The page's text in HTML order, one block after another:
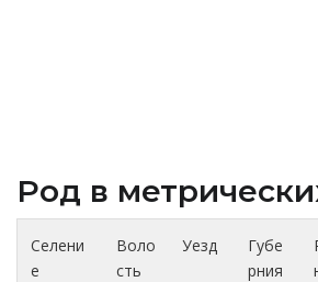
Род в
Селени
е
Воло
сть
Уезд
Губе
рния